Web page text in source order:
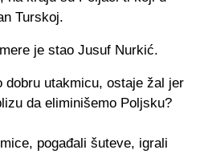
Turskoj.
je stao Jusuf Nurkić.
dobru utakmicu, ostaje žal jer
da eliminišemo Poljsku?
pogađali šuteve, igrali